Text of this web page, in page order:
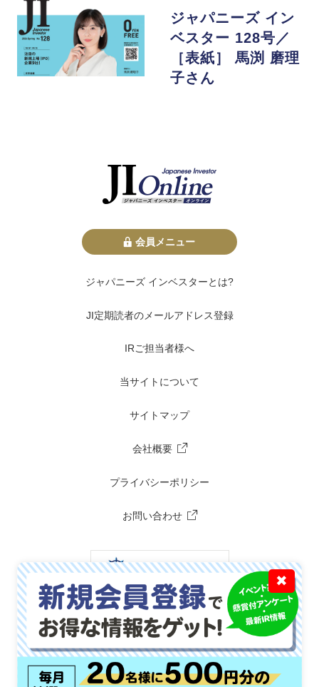
ジャパニーズ イン
ベスター 128号／
［表紙］ 馬渕 磨理
子さん
会員メニュー
ジャパニーズ インベスターとは?
JI定期読者のメールアドレス登録
IRご担当者様へ
当サイトについて
サイトマップ
会社概要
プライバシーポリシー
お問い合わせ
✖